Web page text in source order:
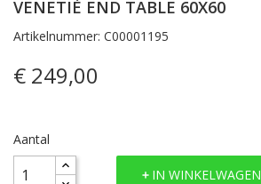
VENETIÈ END TABLE 60X60
Artikelnummer: C00001195
€ 249,00
Aantal
IN WINKELWAGEN